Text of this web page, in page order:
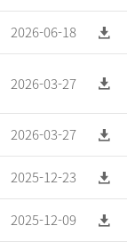
2026-06-18
2026-03-27
2026-03-27
2025-12-23
2025-12-09